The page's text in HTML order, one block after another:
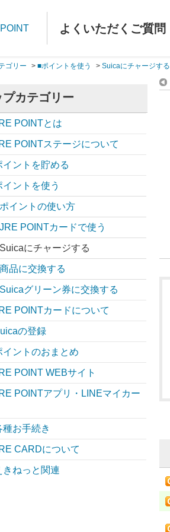
よくいただくご質問
ゴリー > ■ポイントを使う > Suicaにチャージする
プカテゴリー
POINTとは
POINTステージについて
イントを貯める
イントを使う
ポイントの使い方
JRE POINTカードで使う
Suicaにチャージする
商品に交換する
Suicaグリーン券に交換する
POINTカードについて
の登録
イントのおまとめ
POINT WEBサイト
POINTアプリ・LINEマイカー
種お手続き
CARDについて
きねっと関連